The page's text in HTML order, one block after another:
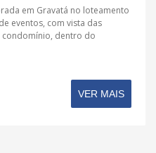
em Gravatá no loteamento
eventos, com vista das
condomínio, dentro do
VER MAIS